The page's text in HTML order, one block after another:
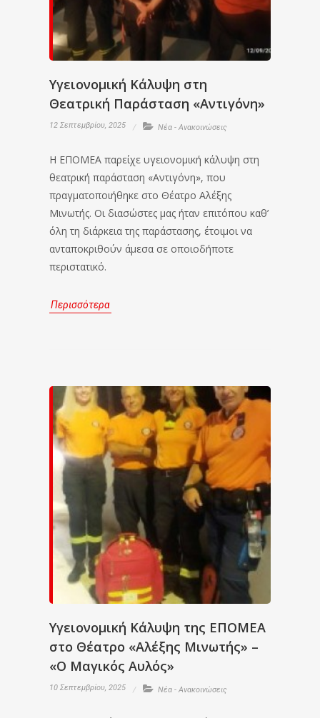
Υγειονομική Κάλυψη στη
Θεατρική Παράσταση «Αντιγόνη»
12 Σεπτεμβρίου, 2025 Νέα - Ανακοινώσεις
Η ΕΠΟΜΕΑ παρείχε υγειονομική κάλυψη στη
θεατρική παράσταση «Αντιγόνη», που
πραγματοποιήθηκε στο Θέατρο Αλέξης
Μινωτής. Οι διασώστες μας ήταν επιτόπου καθ’
όλη τη διάρκεια της παράστασης, έτοιμοι να
ανταποκριθούν άμεσα σε οποιοδήποτε
περιστατικό.
Περισσότερα
Υγειονομική Κάλυψη της ΕΠΟΜΕΑ
στο Θέατρο «Αλέξης Μινωτής» –
«Ο Μαγικός Αυλός»
10 Σεπτεμβρίου, 2025 Νέα - Ανακοινώσεις